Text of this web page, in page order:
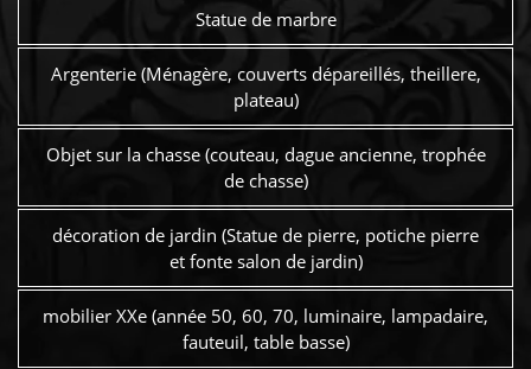
Statue de marbre
Argenterie (Ménagère, couverts dépareillés, theillere,
plateau)
Objet sur la chasse (couteau, dague ancienne, trophée
de chasse)
décoration de jardin (Statue de pierre, potiche pierre
et fonte salon de jardin)
mobilier XXe (année 50, 60, 70, luminaire, lampadaire,
fauteuil, table basse)